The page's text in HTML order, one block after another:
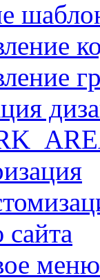
меню